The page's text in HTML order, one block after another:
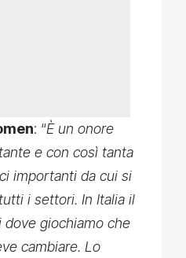
: “È un onore
e con così tanta
importanti da cui si
i settori. In Italia il
giochiamo che
cambiare. Lo